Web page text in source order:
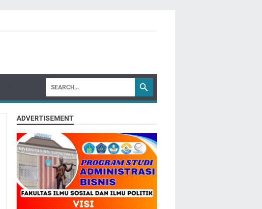
ADVERTISEMENT